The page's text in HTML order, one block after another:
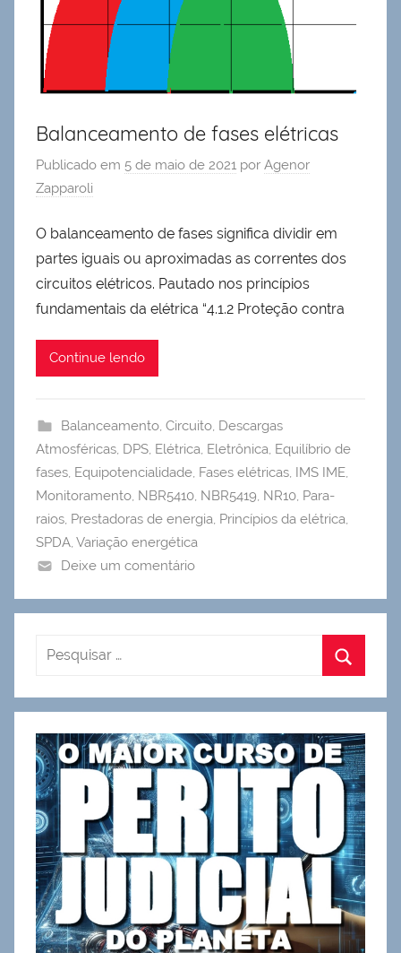
Balanceamento de fases elétricas
Publicado em 5 de maio de 2021 por Agenor
Zapparoli
O balanceamento de fases significa dividir em
partes iguais ou aproximadas as correntes dos
circuitos elétricos. Pautado nos princípios
fundamentais da elétrica “4.1.2 Proteção contra
Continue lendo
Balanceamento, Circuito, Descargas
Atmosféricas, DPS, Elétrica, Eletrônica, Equilíbrio de
fases, Equipotencialidade, Fases elétricas, IMS IME,
Monitoramento, NBR5410, NBR5419, NR10, Para-
raios, Prestadoras de energia, Princípios da elétrica,
SPDA, Variação energética
Deixe um comentário